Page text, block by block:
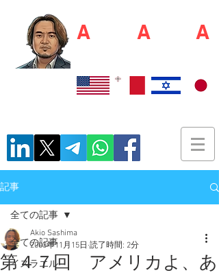
A A A
記事
全ての記事
イスラエル
全ての記事
第４７回 アメリカよ、あ
Akio Sashima
2003年11月15日 読了時間: 2分